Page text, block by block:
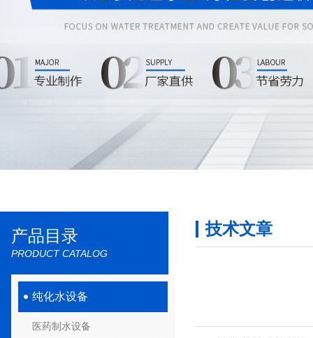
产品目录
PRODUCT CATALOG
纯化水设备
医药制水设备
技术文章